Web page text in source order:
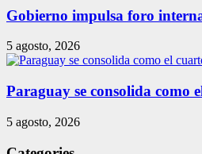
Gobierno impulsa foro
5 agosto, 2026
Paraguay se consolida como
5 agosto, 2026